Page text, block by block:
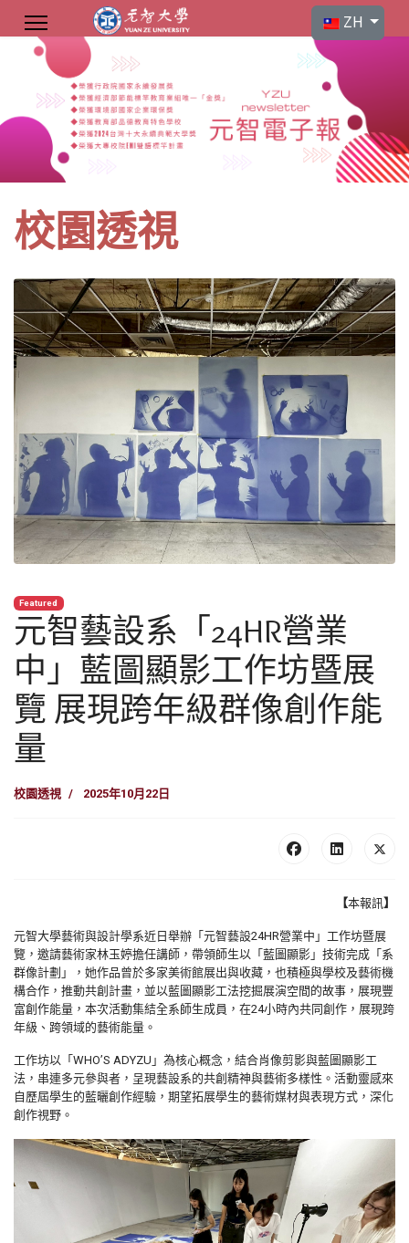
選擇你的語言
ZH
校園透視
Featured
元智藝設系「24HR營業
中」藍圖顯影工作坊暨展
覽 展現跨年級群像創作能
量
校園透視 2025年10月22日
【本報訊】
元智大學藝術與設計學系近日舉辦「元智藝設24HR營業中」工作坊暨展
覽，邀請藝術家林玉婷擔任講師，帶領師生以「藍圖顯影」技術完成「系
群像計劃」，她作品曾於多家美術館展出與收藏，也積極與學校及藝術機
構合作，推動共創計畫，並以藍圖顯影工法挖掘展演空間的故事，展現豐
富創作能量，本次活動集結全系師生成員，在24小時內共同創作，展現跨
年級、跨領域的藝術能量。
工作坊以「WHO’S ADYZU」為核心概念，結合肖像剪影與藍圖顯影工
法，串連多元參與者，呈現藝設系的共創精神與藝術多樣性。活動靈感來
自歷屆學生的藍曬創作經驗，期望拓展學生的藝術媒材與表現方式，深化
創作視野。